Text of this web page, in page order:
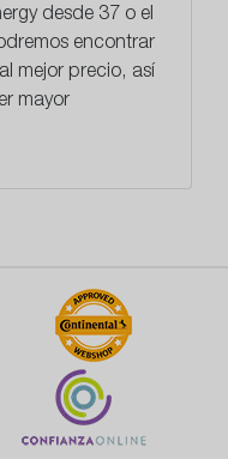
desde 37 o el
encontrar
mejor precio, así
mayor